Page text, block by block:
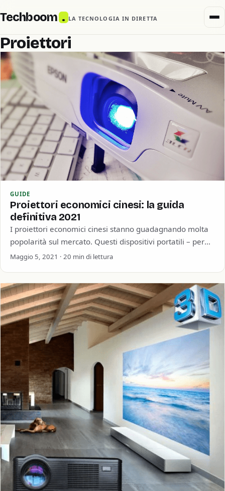
Techboom . LA TECNOLOGIA IN DIRETTA
Proiettori
GUIDE
Proiettori economici cinesi: la guida
definitiva 2021
I proiettori economici cinesi stanno guadagnando molta
popolarità sul mercato. Questi dispositivi portatili – per
proiettare film e partite durante le vacanze…
Maggio 5, 2021 · 20 min di lettura